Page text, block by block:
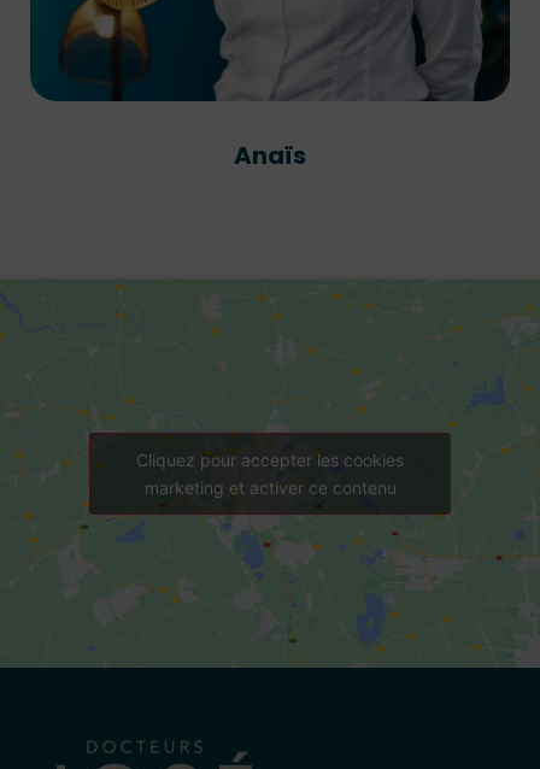
Anaïs
Cliquez pour accepter les cookies
marketing et activer ce contenu